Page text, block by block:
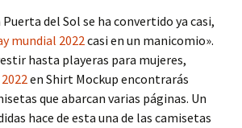
del Sol se ha convertido ya casi,
mundial 2022casi en un manicomio».
hasta playeras para mujeres,
en Shirt Mockup encontrarás
que abarcan varias páginas. Un
hace de esta una de las camisetas